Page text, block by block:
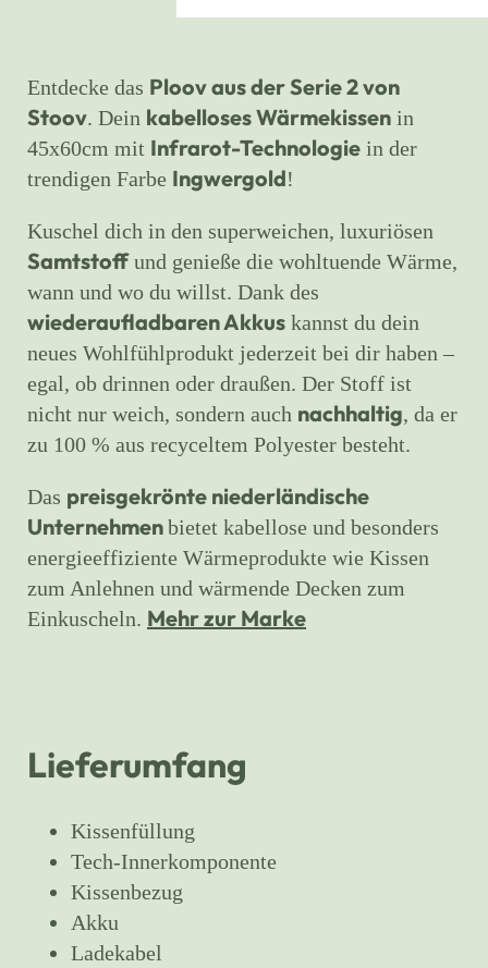
Entdecke das Ploov aus der Serie 2 von
Stoov. Dein kabelloses Wärmekissen in
45x60cm mit Infrarot-Technologie in der
trendigen Farbe Ingwergold!
Kuschel dich in den superweichen, luxuriösen
Samtstoffund genieße die wohltuende Wärme,
wann und wo du willst. Dank des
wiederaufladbaren Akkus kannst du dein
neues Wohlfühlprodukt jederzeit bei dir haben –
egal, ob drinnen oder draußen. Der Stoff ist
nicht nur weich, sondern auch nachhaltig, da er
zu 100 % aus recyceltem Polyester besteht.
Das preisgekrönte niederländische
Unternehmenbietet kabellose und besonders
energieeffiziente Wärmeprodukte wie Kissen
zum Anlehnen und wärmende Decken zum
Einkuscheln. Mehr zur Marke
Lieferumfang
Kissenfüllung
Tech-Innerkomponente
Kissenbezug
Akku
Ladekabel